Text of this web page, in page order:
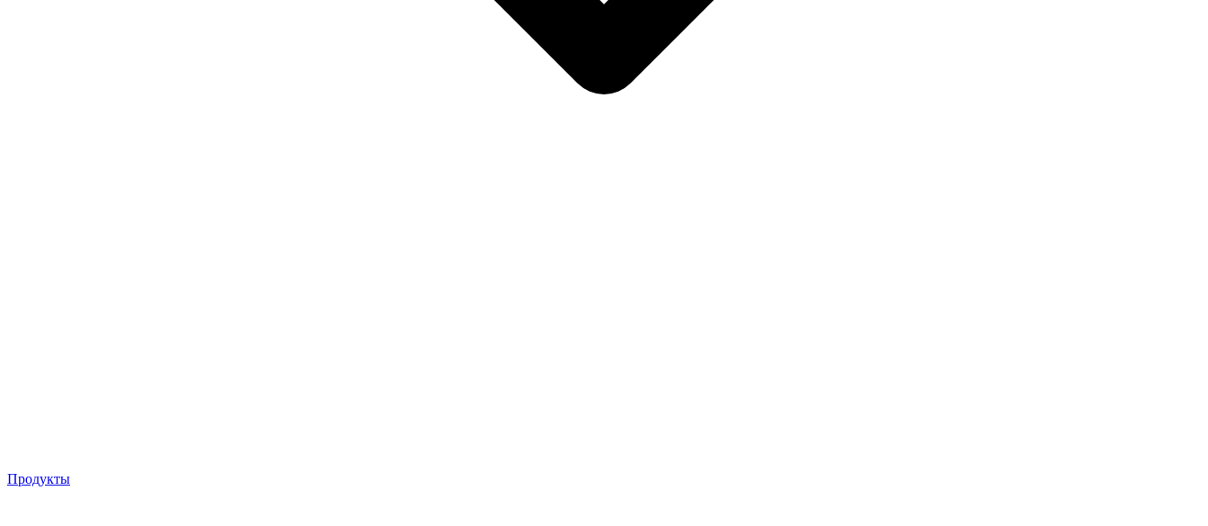
Продукты